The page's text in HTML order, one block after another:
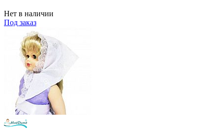
Нет в наличии
Под заказ